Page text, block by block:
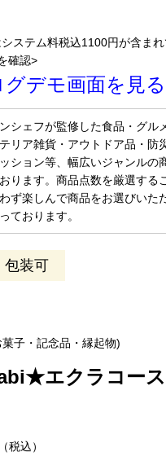
ステム料税込1100円が含まれ
確認>
グデモ画面を見る
シェフが監修した食品・グル
リア雑貨・アウトドア品・防
ション等、幅広いジャンルの
ります。商品点数を厳選する
ず楽しんで商品をお選びいた
ております。
包装可
子・記念品・縁起物)
エクラコース
税込